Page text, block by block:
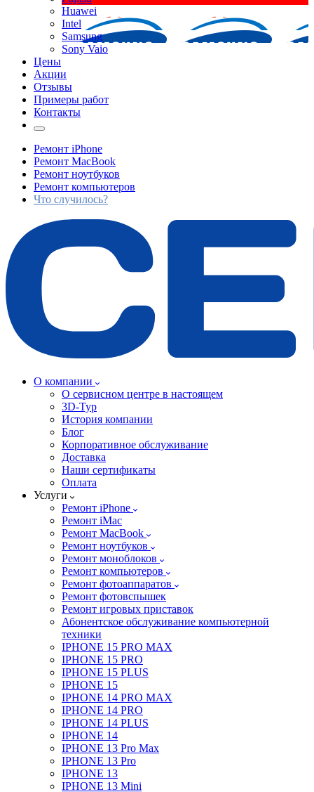
Huawei
Intel
Samsung
Sony Vaio
Цены
Акции
Отзывы
Примеры работ
Контакты
Ремонт iPhone
Ремонт MacBook
Ремонт ноутбуков
Ремонт компьютеров
Что случилось?
О компании
О сервисном центре в настоящем
3D-Тур
История компании
Блог
Корпоративное обслуживание
Доставка
Наши сертификаты
Оплата
Услуги
Ремонт iPhone
Ремонт iMac
Ремонт MacBook
Ремонт ноутбуков
Ремонт моноблоков
Ремонт компьютеров
Ремонт фотоаппаратов
Ремонт фотовспышек
Ремонт игровых приставок
Абонентское обслуживание компьютерной
техники
IPHONE 15 PRO MAX
IPHONE 15 PRO
IPHONE 15 PLUS
IPHONE 15
IPHONE 14 PRO MAX
IPHONE 14 PRO
IPHONE 14 PLUS
IPHONE 14
IPHONE 13 Pro Max
IPHONE 13 Pro
IPHONE 13
IPHONE 13 Mini